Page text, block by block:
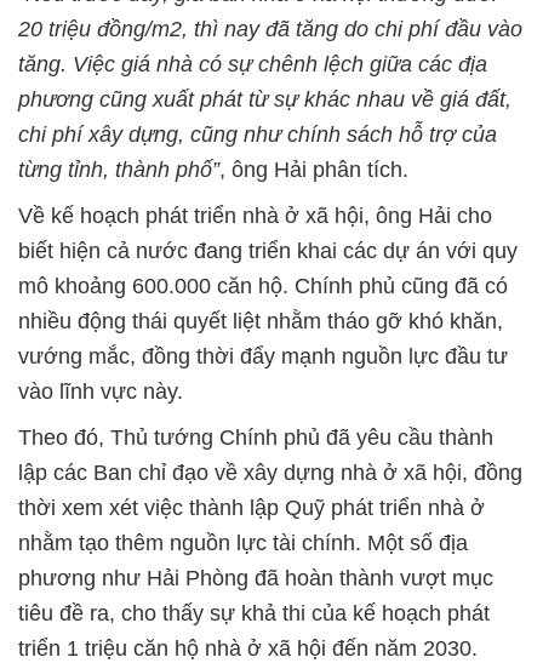
20 triệu đồng/m2, thì nay đã tăng do chi phí đầu vào
tăng. Việc giá nhà có sự chênh lệch giữa các địa
phương cũng xuất phát từ sự khác nhau về giá đất,
chi phí xây dựng, cũng như chính sách hỗ trợ của
từng tỉnh, thành phố”, ông Hải phân tích.
Về kế hoạch phát triển nhà ở xã hội, ông Hải cho
biết hiện cả nước đang triển khai các dự án với quy
mô khoảng 600.000 căn hộ. Chính phủ cũng đã có
nhiều động thái quyết liệt nhằm tháo gỡ khó khăn,
vướng mắc, đồng thời đẩy mạnh nguồn lực đầu tư
vào lĩnh vực này.
Theo đó, Thủ tướng Chính phủ đã yêu cầu thành
lập các Ban chỉ đạo về xây dựng nhà ở xã hội, đồng
thời xem xét việc thành lập Quỹ phát triển nhà ở
nhằm tạo thêm nguồn lực tài chính. Một số địa
phương như Hải Phòng đã hoàn thành vượt mục
tiêu đề ra, cho thấy sự khả thi của kế hoạch phát
triển 1 triệu căn hộ nhà ở xã hội đến năm 2030.